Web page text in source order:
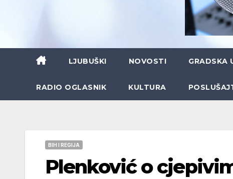
LJUBUŠKI NOVOSTI GRADSKA
RADIO OGLASNIK KULTURA
BIH I REGIJA
Plenković o